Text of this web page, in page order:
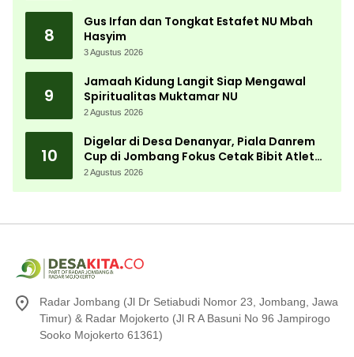
8
Gus Irfan dan Tongkat Estafet NU Mbah
Hasyim
3 Agustus 2026
9
Jamaah Kidung Langit Siap Mengawal
Spiritualitas Muktamar NU
2 Agustus 2026
10
Digelar di Desa Denanyar, Piala Danrem
Cup di Jombang Fokus Cetak Bibit Atlet
Menembak Berprestasi
2 Agustus 2026
Radar Jombang (Jl Dr Setiabudi Nomor 23, Jombang, Jawa
Timur) & Radar Mojokerto (Jl R A Basuni No 96 Jampirogo
Sooko Mojokerto 61361)